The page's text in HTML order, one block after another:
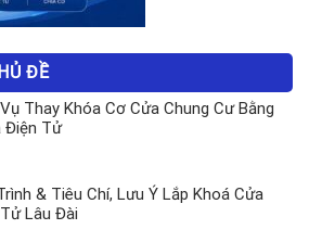
ĐỀ
Thay Khóa Cơ Cửa Chung Cư Bằng
Điện Tử
& Tiêu Chí, Lưu Ý Lắp Khoá Cửa
Lâu Đài